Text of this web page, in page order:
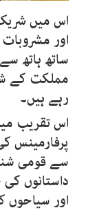
اس میں
اور
ساتھ ہاتھ
مملکت کے
رہے ہیں۔
اس تقریب
پرفارمینس
سے قومی
داستانوں
اور سیاحوں